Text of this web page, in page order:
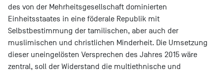
des von der Mehrheitsgesellschaft dominierten
Einheitsstaates in eine föderale Republik mit
Selbstbestimmung der tamilischen, aber auch der
muslimischen und christlichen Minderheit. Die Umsetzung
dieser uneingelösten Versprechen des Jahres 2015 wäre
zentral, soll der Widerstand die multiethnische und